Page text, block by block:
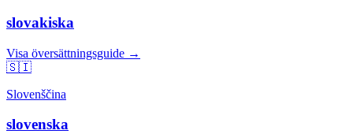
slovakiska
Visa översättningsguide →
🇸🇮
Slovenščina
slovenska